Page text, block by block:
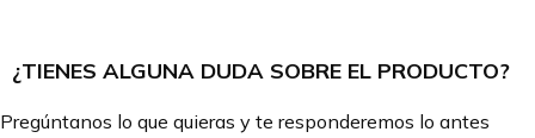
¿TIENES ALGUNA DUDA SOBRE EL PRODUCTO?
Pregúntanos lo que quieras y te responderemos lo antes